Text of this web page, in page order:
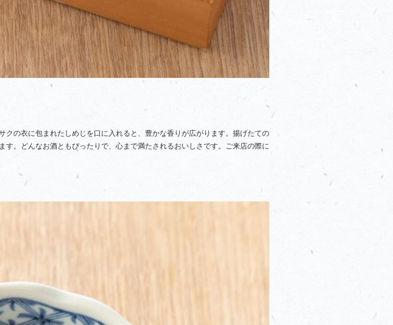
の衣に包まれたしめじを口に入れると、豊かな香りが広がります。揚げたての
。どんなお酒ともぴったりで、心まで満たされるおいしさです。ご来店の際に